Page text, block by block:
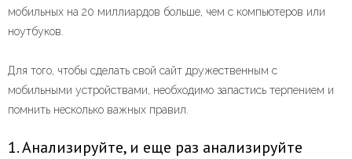
мобильных на 20 миллиардов больше, чем с компьютеров или
ноутбуков.
Для того, чтобы сделать свой сайт дружественным с
мобильными устройствами, необходимо запастись терпением и
помнить несколько важных правил.
1. Анализируйте, и еще раз анализируйте